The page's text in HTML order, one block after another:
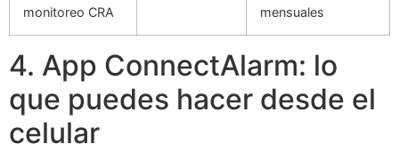
monitoreo CRA
mensuales
4. App ConnectAlarm: lo
que puedes hacer desde el
celular